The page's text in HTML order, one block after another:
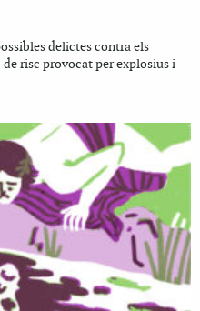
delictes contra els
risc provocat per explosius i